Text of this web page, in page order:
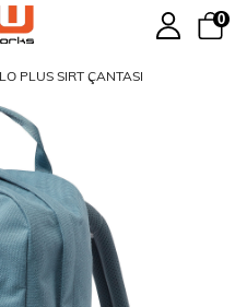
0
PLUS SIRT ÇANTASI